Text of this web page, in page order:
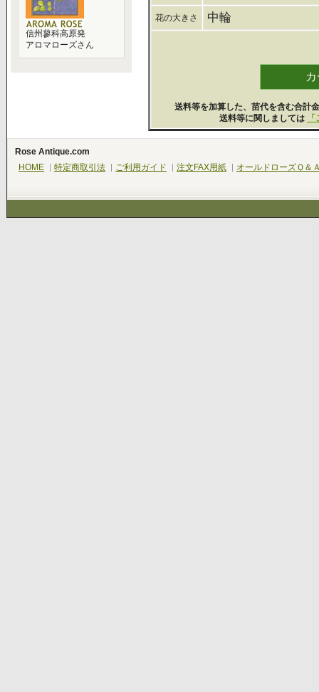
花の大きさ 中輪
送料等を加算した、苗代を含む合計
送料等に関しましては
信州蓼科高原発
アロマローズさん
Rose Antique.com
HOME
特定商取引法 ご利用ガイド 注文FAX用紙 オールドローズＱ＆